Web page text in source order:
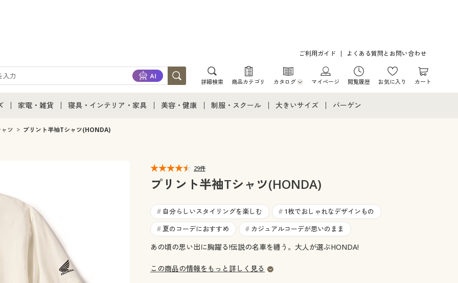
ご利用ガイド よくある質問とお問い合わせ
詳細検索 商品カテゴリ カタログ
カタログ・チラシからのご注文
マイページ 閲覧履歴 お気に入り カート
通販すべて
家電・雑貨
家電・雑貨すべて
寝具・インテリア・家具
寝具・インテリア・家具通販すべて
カーテン・ラグ・ファブリック
美容・健康 制服・スクール
ジュニア・ティーンズ下着
大きいサイズ
大きいサイズ レディース下着
大きいサイズ メンズ
大きいサイズ 事務・制服
バーゲン
ツ プリント半袖Tシャツ(HONDA)
29件
プリント半袖Tシャツ(HONDA)
# 自分らしいスタイリングを楽しむ # 1枚でおしゃれなデザインもの
# 夏のコーデにおすすめ # カジュアルコーデが思いのまま
あの頃の思い出に胸躍る!伝説の名車を纏う。大人が選ぶHONDA!
この商品の情報をもっと詳しく見る